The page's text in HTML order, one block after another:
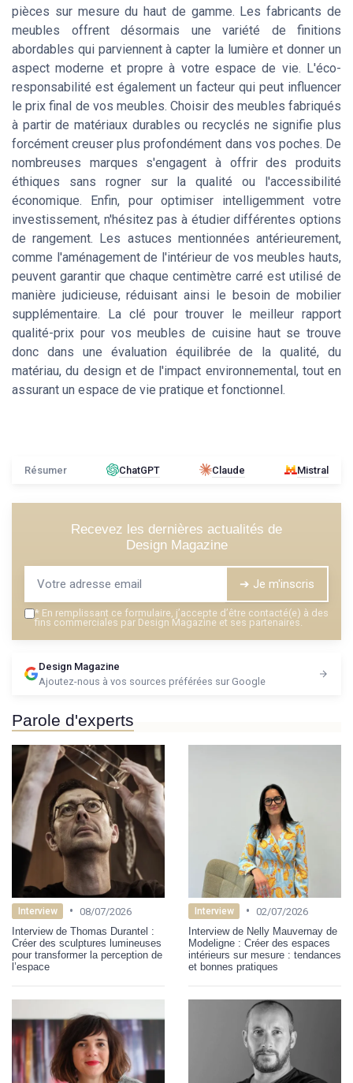
pièces sur mesure du haut de gamme. Les fabricants de
meubles offrent désormais une variété de finitions
abordables qui parviennent à capter la lumière et donner un
aspect moderne et propre à votre espace de vie. L'éco-
responsabilité est également un facteur qui peut influencer
le prix final de vos meubles. Choisir des meubles fabriqués
à partir de matériaux durables ou recyclés ne signifie plus
forcément creuser plus profondément dans vos poches. De
nombreuses marques s'engagent à offrir des produits
éthiques sans rogner sur la qualité ou l'accessibilité
économique. Enfin, pour optimiser intelligemment votre
investissement, n'hésitez pas à étudier différentes options
de rangement. Les astuces mentionnées antérieurement,
comme l'aménagement de l'intérieur de vos meubles hauts,
peuvent garantir que chaque centimètre carré est utilisé de
manière judicieuse, réduisant ainsi le besoin de mobilier
supplémentaire. La clé pour trouver le meilleur rapport
qualité-prix pour vos meubles de cuisine haut se trouve
donc dans une évaluation équilibrée de la qualité, du
matériau, du design et de l'impact environnemental, tout en
assurant un espace de vie pratique et fonctionnel.
Résumer ChatGPT Claude Mistral
Recevez les dernières actualités de
Design Magazine
➔ Je m'inscris
* En remplissant ce formulaire, j’accepte d’être contacté(e) à des
fins commerciales par Design Magazine et ses partenaires.
Design Magazine
Ajoutez-nous à vos sources préférées sur Google
Parole d'experts
Interview • 08/07/2026
Interview de Thomas Durantel :
Créer des sculptures lumineuses
pour transformer la perception de
l’espace
Interview • 02/07/2026
Interview de Nelly Mauvernay de
Modeligne : Créer des espaces
intérieurs sur mesure : tendances
et bonnes pratiques